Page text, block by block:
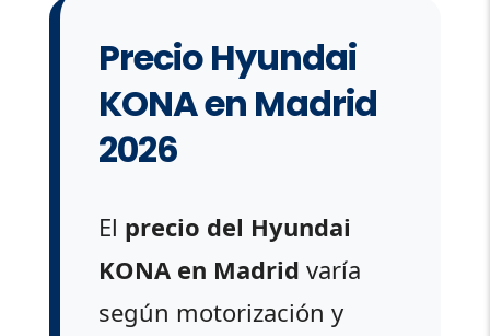
Precio Hyundai
KONA en Madrid
2026
El precio del Hyundai
KONA en Madrid varía
según motorización y